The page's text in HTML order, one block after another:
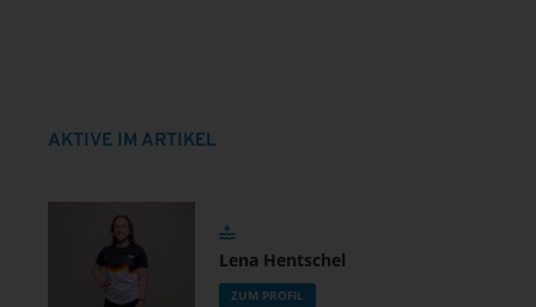
AKTIVE IM ARTIKEL
Lena Hentschel
ZUM PROFIL